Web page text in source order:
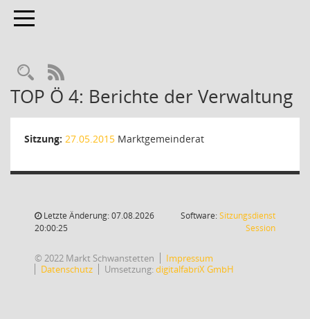
Toggle navigation
Rechercheauswahl
RSS-Feed
TOP Ö 4: Berichte der Verwaltung
Sitzung: 27.05.2015 Marktgemeinderat
Letzte Änderung: 07.08.2026
20:00:25
Software:Sitzungsdienst
Session(Wird in
© 2022 Markt Schwanstetten
Impressum
Datenschutz
Umsetzung:digitalfabriX GmbH